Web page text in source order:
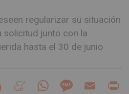
regularizar su situación
solicitud junto con la
hasta el 30 de junio
LinkedIn MeneameWhatsAppMessageEmail